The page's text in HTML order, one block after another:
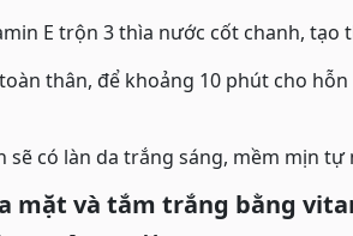
E trộn 3 thìa nước cốt chanh,
thân, để khoảng 10 phút cho
sẽ có làn da trắng sáng, mềm mịn tự
mặt và tắm trắng bằng